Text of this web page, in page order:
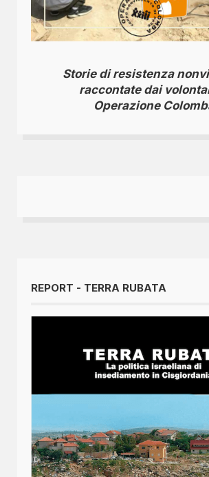
Storie di resistenza
raccontate dai
Operazione
REPORT - TERRA RUBATA